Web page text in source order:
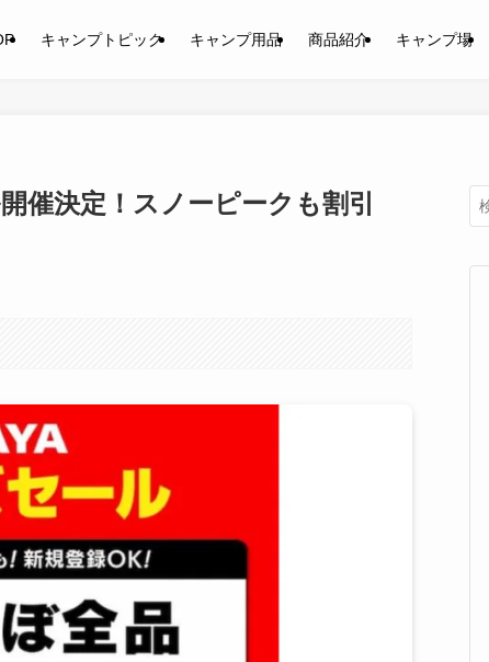
キャンプトピック キャンプ用品 商品紹介 キャンプ場
催決定！スノーピークも割引